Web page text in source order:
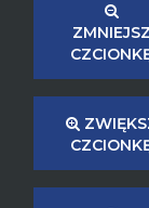
ZMNIEJSZ